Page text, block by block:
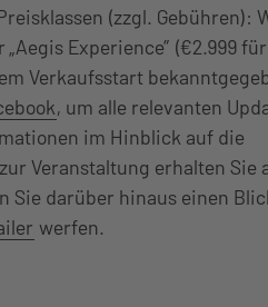
(zzgl. Gebühren):
Experience” (€2.999
Verkaufsstart
, um alle relevanten
im Hinblick auf die
Veranstaltung erhalten Sie
Sie darüber hinaus einen
werfen.